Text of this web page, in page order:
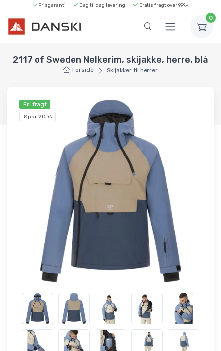
Prisgaranti Dag til dag levering Gratis fragt over 999,-
0
2117 of Sweden Nelkerim, skijakke, herre, blå
Forside Skijakker til herrer
Fri fragt
Spar 20 %